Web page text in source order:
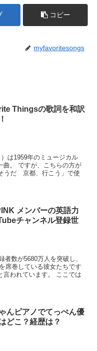
コピー
myfavoritesongs
Thingsの歌詞を和訳
は1959年のミュージカル
曲。 ですが、こちらの方が
うだ 京都、行こう」で使
メンバーの英語力
チャンネル登録世
者数が5680万人を突破し、
席巻している彼女たちです
言われています。 ここでは
んピアノでてっぺん優
どこ？経歴は？